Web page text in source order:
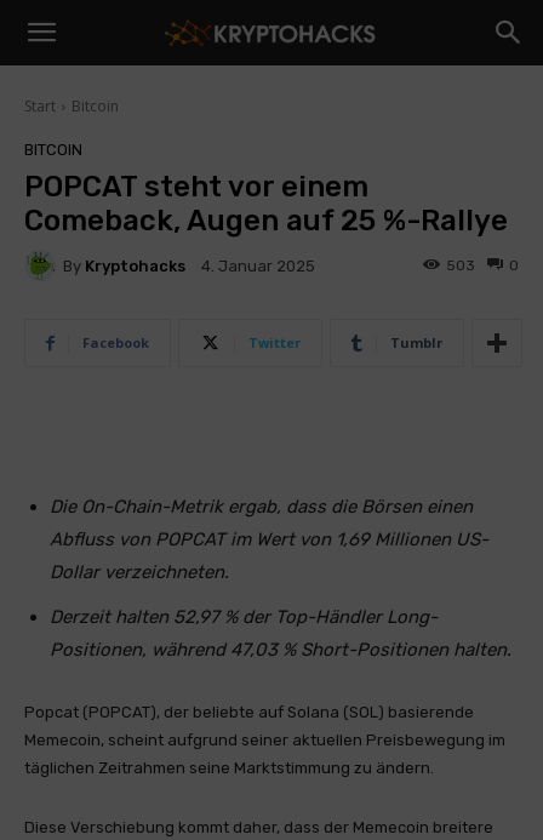
Start Bitcoin
BITCOIN
POPCAT steht vor einem
Comeback, Augen auf 25 %-Rallye
By Kryptohacks 4. Januar 2025 0
503
Facebook Twitter Tumblr
Die On-Chain-Metrik ergab, dass die Börsen einen
Abfluss von POPCAT im Wert von 1,69 Millionen US-
Dollar verzeichneten.
Derzeit halten 52,97 % der Top-Händler Long-
Positionen, während 47,03 % Short-Positionen halten.
Popcat (POPCAT), der beliebte auf Solana (SOL) basierende
Memecoin, scheint aufgrund seiner aktuellen Preisbewegung im
täglichen Zeitrahmen seine Marktstimmung zu ändern.
Diese Verschiebung kommt daher, dass der Memecoin breitere